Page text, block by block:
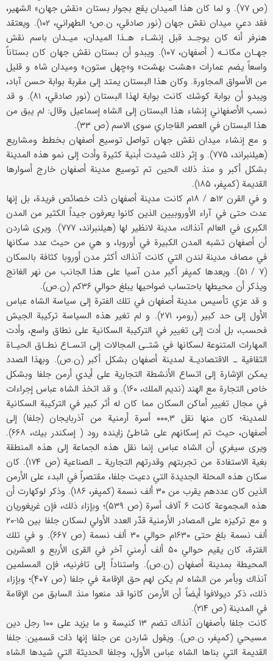
(ص ۷۷). و لما كان هذا الميدان يقع بجوار بستان «نقش جهان» الشهير،
فقد دعي ميدان نقش جهان (نور صادقي، ن.ص؛ الطهراني، ۱۰۲). ويعتقد
هنرفر أنه كان يوجـد قبل إنشـاء هـذا الميدان، ميـدان باسم نقش
جهـان مكانـه ( أصفهان، ۱۰۷). ويبدو أن بستان نقش جهان كان بستاناً
واسعاً يضم عمارات «هشت بهشت» و«چهل ستون» وميدان شاه و قليل
من الأسواق المجاورة. وكان هذا البستان يمتد إلى مقربة بوابة حسن آباد،
ويبدو أن بوابة كوشك كانت بوابة لهذا البستان (نور صادقي، ۸۱). و قد
نسب الأصفهاني إنشاء هذا البستان إلى الشاه إسماعيل وقال: لم يبق من
هذا البستان في العصر القاجاري سوى الاسم (ص ۳۳).
و مع إنشاء ميدان نقش جهان تواصل توسيع أصفهان بخطط ومشاريع
(هيلنبراند، ۷۷۵). و إثر ذلك شيدت أبنية كثيرة وأدت إلى نمو هذه المدينة
بشكل أكبر و منذ ذلك الحين تم توسيع مدينة أصفهان خارج أسوارها
القديمة (كمپفر، ۱۸۵).
و في القرن ۱۲ه‍ / ۱۸م كانت مدينة أصفهان ذات خصائص فريدة، بل إنها
عدت حتى في آراء الأوروبيين الذين كانوا يعرفون جيداً الكثير من المدن
الكبرى في العالم آنذاك، مدينة لانظير لها (هيلنبراند، ۷۷۷). ويرى شاردن
أن أصفهان تشبه المدن الكبيرة في أوروبا، و هي من حيث عدد سكانها
في مصاف مدينة لندن التي كانت آنذاك أكثر مدن أوروبا كثافة بالسكان
(۷ / ۵۱). ويعدها كمپفر أكبر مدن آسيا على هذا الجانب من نهر الغانج
ويذكر أن محيطها باحتساب ضواحيها يبلغ حوالي ۳۶كم (ن.ص).
و قد عزي تأسيس مدينة أصفهان في تلك الفترة إلى سياسة الشاه عباس
الأول إلى حد كبير (رومر، ۲۷۱). و لم تغير هذه السياسة تركيبة الجيش
فحسب، بل أدت إلى تغيير في التركيبة السكانية على نطاق واسع، وأدت
المهارات المتنوعة لسكانها في شتـى المجالات إلى اتسـاع نطـاق الحيـاة
الثقافية ـ الاقتصاديـة لمدينة أصفهان بشكل أكبر (ن.ص). وبهذا الصدد
يمكن الإشارة إلى اتساع الأنشطة التجارية على أيدي أرمن جلفا وبشكل
خاص التجارة مع الهند (نديم الملك، ۱۶۰). و قد اتخذ الشاه عباس إجراءات
في مجال تغيير أماكن السكان مما كان له أثر كبير في التركيبة السكانية
للمدينة؛ كان منها نقل ۰۰۰,۳ أسرة أرمنية من آذربايجان (جلفا) إلى
أصفهان، حيث تم إسكانهم على شاطئ زاينده رود ( إسكندر بيك، ۶۶۸).
ويرى سيفري أن الشاه عباس إنما نقل هذه الجماعة إلى هذه المنطقة
بغية الاستفادة من تجربتهم وقدرتهم التجارية ـ الصناعية (ص ۱۷۴). كان
سكان هذه المحلة الجديدة التي دعيت جلفا، مقتصراً في البدء على الأرمن
الذين كان عددهم يقرب من ۳۰ ألف نسمة (كمپفر، ۱۸۶). وذكر لوكهارت أن
هذه المجموعة كانت ۶ آلاف أسرة (ص ۵۳۹)؛ وبإزاء ذلك، فإن غريغوريان
و مع تركيزه على المصادر الأرمنية قدّر العدد الأولي لسكان جلفا بين ۱۵-۲۰
ألف نسمة بلغ حتى ۱۶۳۰م حوالي ۳۰ ألف نسمة (ص ۶۶۷). و في تلك
الفترة، كان يقيم حوالي ۵۰ ألف أرمني آخر في القرى الأربع و العشرين
المحيطة بمدينة أصفهان (ن.ص). واستناداً إلى تافرنيه، فإن المسلمين
آنذاك وبأمر من الشاه لم يكن لهم حق الإقامة في جلفا (ص ۴۰۷)؛ وبإزاء
ذلك، ذكر ديولافوا أيضاً أن الأرمن كانوا قد منعوا منذ السابق من الإقامة
في المدينة (ص ۲۱۴).
كانت جلفا بأصفهان آنذاك تضم ۱۳ كنيسة و ما يزيد على ۱۰۰ رجل دين
مسيحي (كمپفر، ن.ص). ويقول شاردن عن جلفا إنها ذات قسمين: جلفا
القديمة التي بناها الشاه عباس الأول، وجلفا الحديثة التي شيدها الشاه